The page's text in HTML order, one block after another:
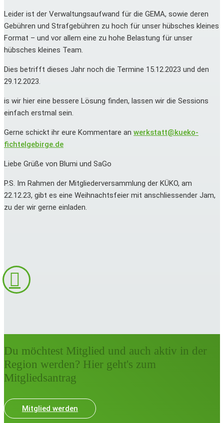
Leider ist der Verwaltungsaufwand für die GEMA, sowie deren
Gebühren und Strafgebühren zu hoch für unser hübsches kleines
Format – und vor allem eine zu hohe Belastung für unser
hübsches kleines Team.
Dies betrifft dieses Jahr noch die Termine 15.12.2023 und den
29.12.2023.
is wir hier eine bessere Lösung finden, lassen wir die Sessions
einfach erstmal sein.
Gerne schickt ihr eure Kommentare an werkstatt@kueko-
fichtelgebirge.de
Liebe Grüße von Blumi und SaGo
P.S. Im Rahmen der Mitgliederversammlung der KÜKO, am
22.12.23, gibt es eine Weihnachtsfeier mit anschliessender Jam,
zu der wir gerne einladen.
Du möchtest Mitglied und auch aktiv in der
Region werden? Hier geht's zum
Mitgliedsantrag
Mitglied werden